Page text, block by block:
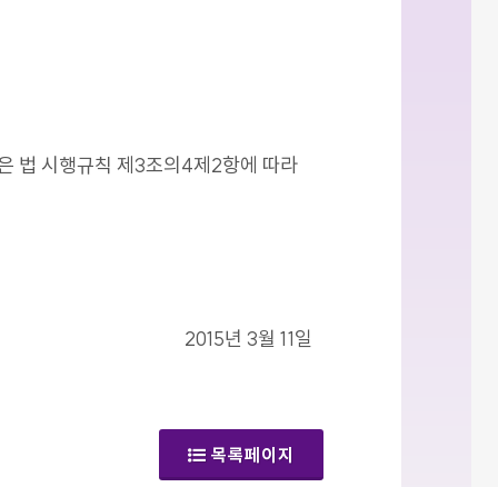
법 시행규칙 제3조의4제2항에 따라
2015년 3월 11일
목록페이지